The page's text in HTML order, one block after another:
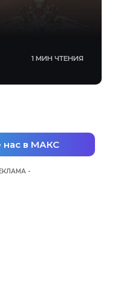
1 МИН ЧТЕНИЯ
нас в МАКС
-